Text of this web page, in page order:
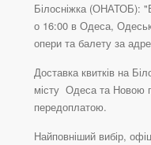
Білосніжка (ОНАТОБ):
о 16:00 в Одеса,
опери та балету за
Доставка квитків на
місту Одеса та Новою
передоплатою.
Найповніший вибір,